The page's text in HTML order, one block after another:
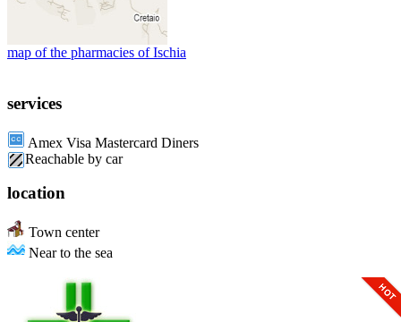
map of the pharmacies of Ischia
services
Amex Visa Mastercard Diners
Reachable by car
location
Town center
Near to the sea